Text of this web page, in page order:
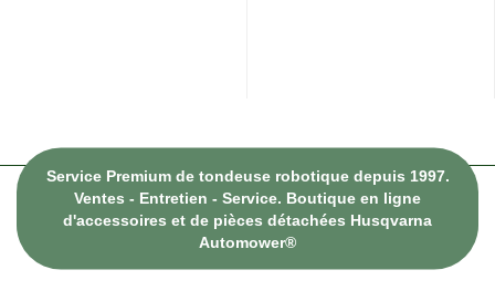
Service Premium de tondeuse robotique depuis 1997.
Ventes - Entretien - Service. Boutique en ligne
d'accessoires et de pièces détachées Husqvarna
Automower®